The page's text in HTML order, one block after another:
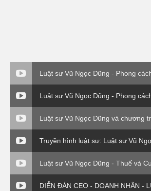
Luật sư Vũ Ngọc Dũng - Phong
Luật sư Vũ Ngọc Dũng - Phong
Luật sư Vũ Ngọc Dũng và chương
Thuế và cuộc sống.
Truyền hình luật sư: Luật sư Vũ
tư 176 Bộ Tài Chính
Luật sư Vũ Ngọc Dũng - Thuế và
Thông tư 120 Bộ Tài Chính
DIỄN ĐÀN CEO - DOANH NHÂN -